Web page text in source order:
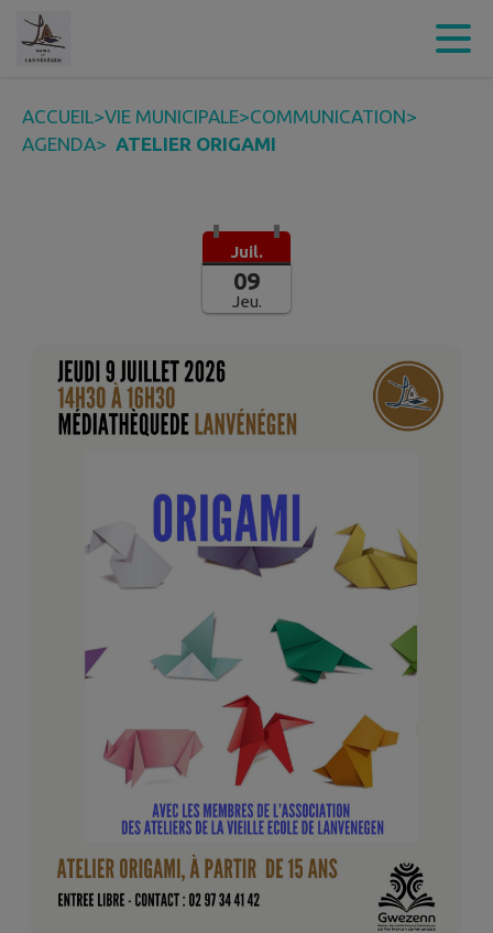
Contenu
ACCUEIL>VIE MUNICIPALE>COMMUNICATION>
AGENDA> ATELIER ORIGAMI
Juil.
09
Jeu.